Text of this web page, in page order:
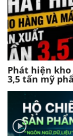
Phát hiện
3,5 tấn mỹ